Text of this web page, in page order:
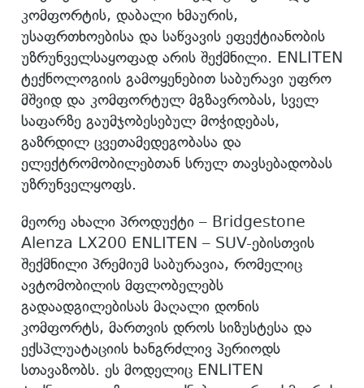
კომფორტის, დაბალი ხმაურის,
უსაფრთხოებისა და საწვავის ეფექტიანობის
უზრუნველსაყოფად არის შექმნილი. ENLITEN
ტექნოლოგიის გამოყენებით საბურავი უფრო
მშვიდ და კომფორტულ მგზავრობას, სველ
საფარზე გაუმჯობესებულ მოჭიდებას,
გაზრდილ ცვეთამედეგობასა და
ელექტრომობილებთან სრულ თავსებადობას
უზრუნველყოფს.
მეორე ახალი პროდუქტი – Bridgestone
Alenza LX200 ENLITEN – SUV-ებისთვის
შექმნილი პრემიუმ საბურავია, რომელიც
ავტომობილის მფლობელებს
გადაადგილებისას მაღალი დონის
კომფორტს, მართვის დროს სიზუსტესა და
ექსპლუატაციის ხანგრძლივ პერიოდს
სთავაზობს. ეს მოდელიც ENLITEN